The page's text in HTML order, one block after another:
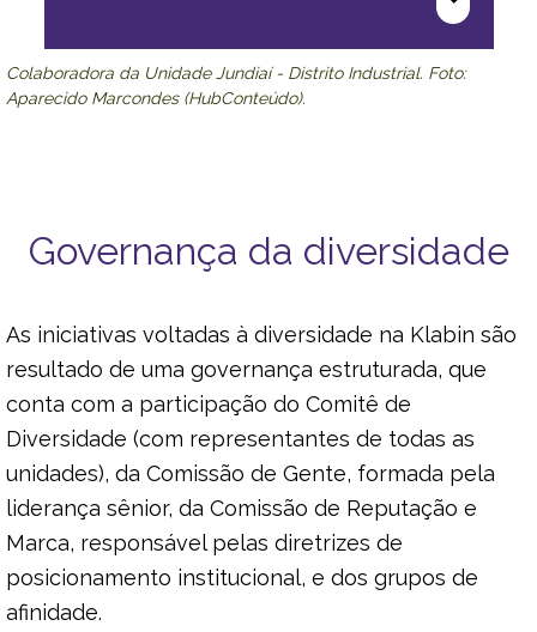
ser uma ferramenta efetiva de
combate ao racismo, com o desafio
Em 2022, passou a integrar aRede
lucrativos ou vinculação partidária,
que fomenta discussões e
compartilhamento de
conhecimentos entre empresas e
sociedade sobre o tema gênero,
com foco na inclusão de mulheres
no setor florestal.
Colaboradora da Unidade Jundiaí - Distrito Industrial. Foto:
Aparecido Marcondes (HubConteúdo).
Governança da diversidade
As iniciativas voltadas à diversidade na Klabin são
resultado de uma governança estruturada, que
conta com a participação do Comitê de
Diversidade (com representantes de todas as
unidades), da Comissão de Gente, formada pela
liderança sênior, da Comissão de Reputação e
Marca, responsável pelas diretrizes de
posicionamento institucional, e dos grupos de
afinidade.